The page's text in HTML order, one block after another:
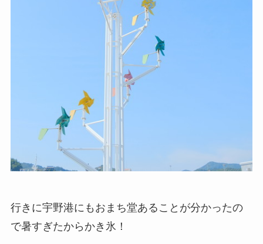
行きに宇野港にもおまち堂あることが分かったの
で暑すぎたからかき氷！